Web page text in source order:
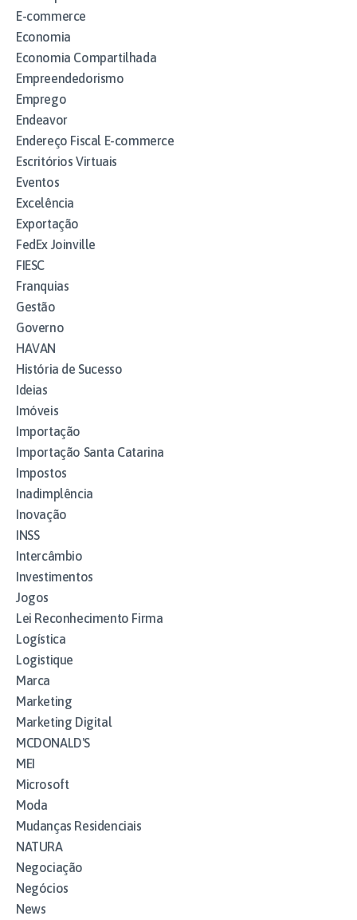
E-commerce
Economia
Economia Compartilhada
Empreendedorismo
Emprego
Endeavor
Endereço Fiscal E-commerce
Escritórios Virtuais
Eventos
Excelência
Exportação
FedEx Joinville
FIESC
Franquias
Gestão
Governo
HAVAN
História de Sucesso
Ideias
Imóveis
Importação
Importação Santa Catarina
Impostos
Inadimplência
Inovação
INSS
Intercâmbio
Investimentos
Jogos
Lei Reconhecimento Firma
Logística
Logistique
Marca
Marketing
Marketing Digital
MCDONALD'S
MEI
Microsoft
Moda
Mudanças Residenciais
NATURA
Negociação
Negócios
News